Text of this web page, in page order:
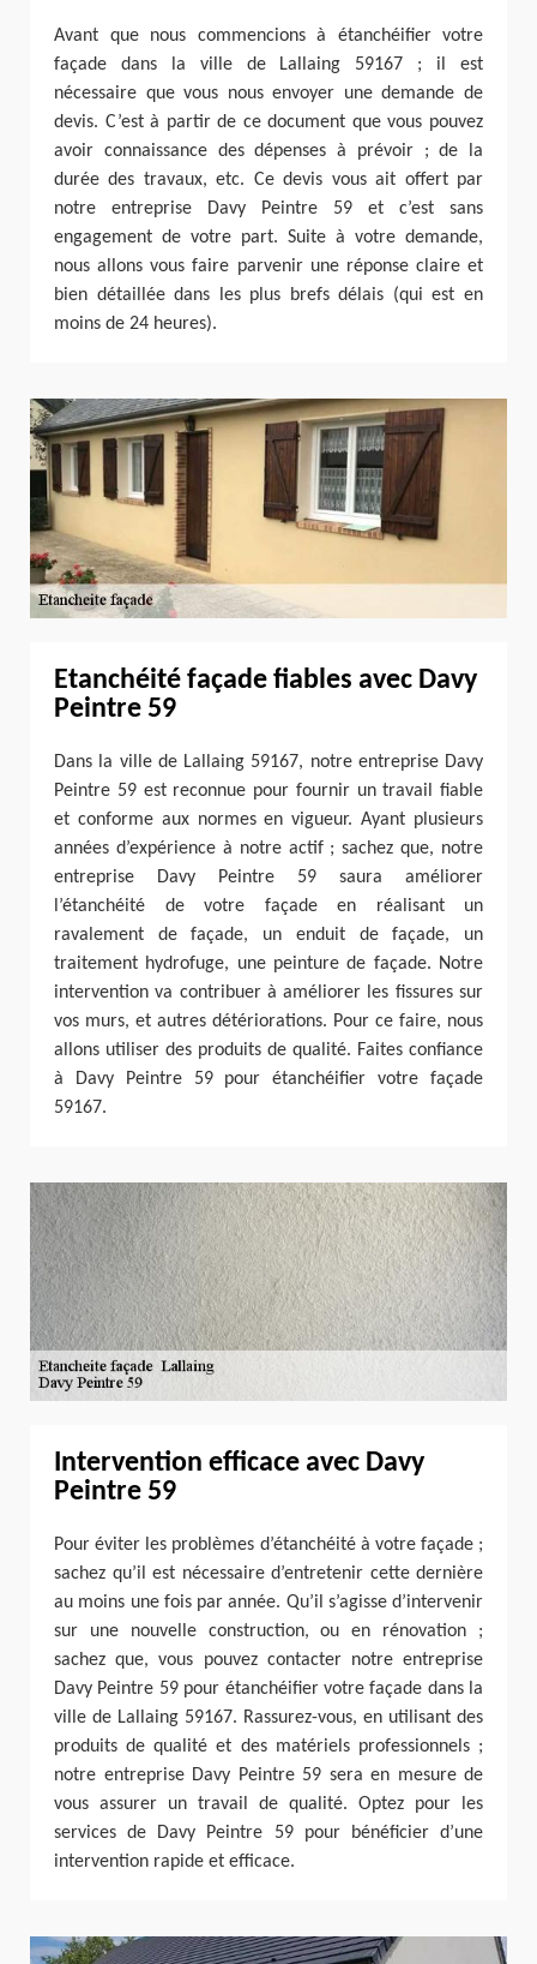
Avant que nous commencions à étanchéifier votre
façade dans la ville de Lallaing 59167 ; il est
nécessaire que vous nous envoyer une demande de
devis. C’est à partir de ce document que vous pouvez
avoir connaissance des dépenses à prévoir ; de la
durée des travaux, etc. Ce devis vous ait offert par
notre entreprise Davy Peintre 59 et c’est sans
engagement de votre part. Suite à votre demande,
nous allons vous faire parvenir une réponse claire et
bien détaillée dans les plus brefs délais (qui est en
moins de 24 heures).
Etanchéité façade fiables avec Davy
Peintre 59
Dans la ville de Lallaing 59167, notre entreprise Davy
Peintre 59 est reconnue pour fournir un travail fiable
et conforme aux normes en vigueur. Ayant plusieurs
années d’expérience à notre actif ; sachez que, notre
entreprise Davy Peintre 59 saura améliorer
l’étanchéité de votre façade en réalisant un
ravalement de façade, un enduit de façade, un
traitement hydrofuge, une peinture de façade. Notre
intervention va contribuer à améliorer les fissures sur
vos murs, et autres détériorations. Pour ce faire, nous
allons utiliser des produits de qualité. Faites confiance
à Davy Peintre 59 pour étanchéifier votre façade
59167.
Intervention efficace avec Davy
Peintre 59
Pour éviter les problèmes d’étanchéité à votre façade ;
sachez qu’il est nécessaire d’entretenir cette dernière
au moins une fois par année. Qu’il s’agisse d’intervenir
sur une nouvelle construction, ou en rénovation ;
sachez que, vous pouvez contacter notre entreprise
Davy Peintre 59 pour étanchéifier votre façade dans la
ville de Lallaing 59167. Rassurez-vous, en utilisant des
produits de qualité et des matériels professionnels ;
notre entreprise Davy Peintre 59 sera en mesure de
vous assurer un travail de qualité. Optez pour les
services de Davy Peintre 59 pour bénéficier d’une
intervention rapide et efficace.